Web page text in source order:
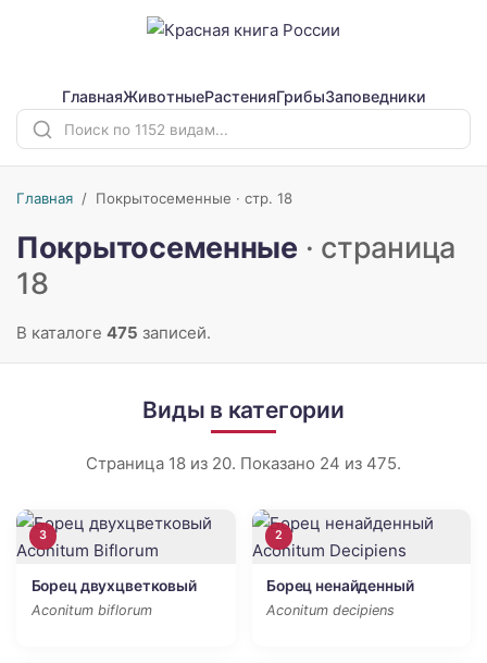
ГлавнаяЖивотныеРастенияГрибыЗаповедники
Главная / Покрытосеменные · стр. 18
Покрытосеменные · страница
18
В каталоге 475 записей.
Виды в категории
Страница 18 из 20. Показано 24 из 475.
3
Борец двухцветковый
Aconitum biflorum
2
Борец ненайденный
Aconitum decipiens